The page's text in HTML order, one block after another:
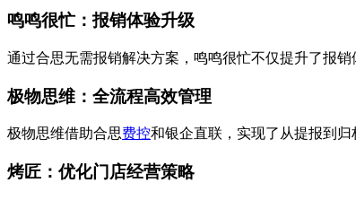
鸣鸣很忙：报销体验升级
通过合思无需报销解决方案，鸣鸣很忙不仅提升了报
极物思维：全流程高效管理
极物思维借助合思费控和银企直联，实现了从提报到归
烤匠：优化门店经营策略